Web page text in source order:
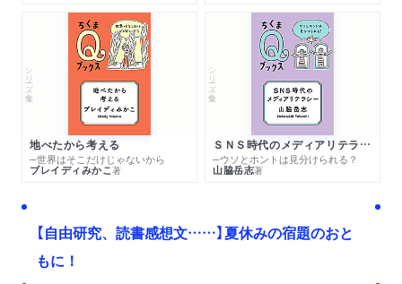
シリーズ・全集
地べたから考える
─世界はそこだけじゃないから
ブレイディみかこ著
シリーズ・全集
ＳＮＳ時代のメディアリテラシー
─ウソとホントは見分けられる？
山脇岳志著
【自由研究、読書感想文……】夏休みの宿題のおと
もに！